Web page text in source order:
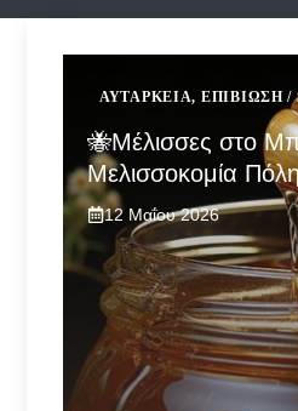
ΑΥΤΆΡΚΕΙΑ, ΕΠΙΒΊΩΣΗ /
🐝Μέλισσες στο
Μελισσοκομία
12 Μαΐου 2026